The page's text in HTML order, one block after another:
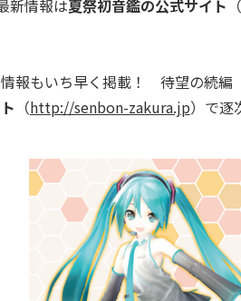
新情報は夏祭初音鑑の公式サイト （
報もいち早く掲載！ 待望の続編
（http://senbon-zakura.jp）で逐